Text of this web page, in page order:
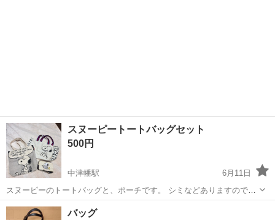
スヌーピートートバッグセット
500円
中津幡駅
6月11日
スヌーピーのトートバッグと、ポーチです。 シミなどありますので写
真でご確認ください。 中古品であることをご理解頂きご購入くださ
い。 ご質問があればお気軽にメッセージください(^^)
石川 河北郡 中津幡駅
バッグ